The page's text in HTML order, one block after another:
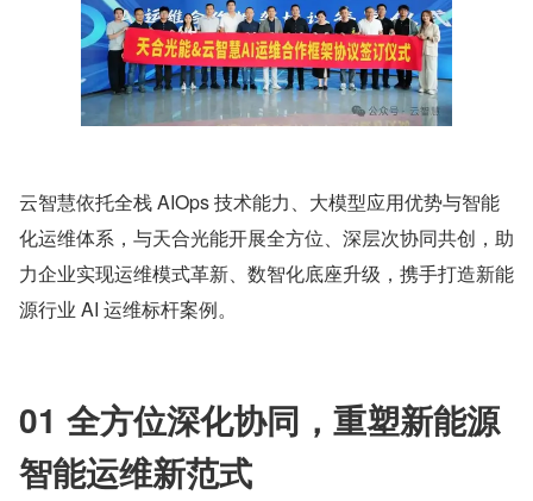
云智慧依托全栈 AIOps 技术能力、大模型应用优势与智能
化运维体系，与天合光能开展全方位、深层次协同共创，助
力企业实现运维模式革新、数智化底座升级，携手打造新能
源行业 AI 运维标杆案例。
01 全方位深化协同，重塑新能源
智能运维新范式